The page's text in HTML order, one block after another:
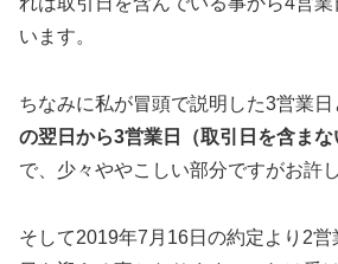
います。
ちなみに私が冒頭で説明した3営業日
の翌日から3営業日（取引日を含まな
で、少々ややこしい部分ですがお許
そして2019年7月16日の約定より2